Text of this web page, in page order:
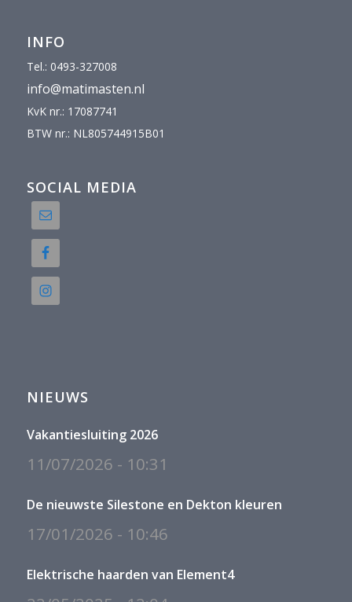
INFO
Tel.: 0493-327008
info@matimasten.nl
KvK nr.: 17087741
BTW nr.: NL805744915B01
SOCIAL MEDIA
NIEUWS
Vakantiesluiting 2026
11/07/2026 - 10:31
De nieuwste Silestone en Dekton kleuren
17/01/2026 - 10:46
Elektrische haarden van Element4